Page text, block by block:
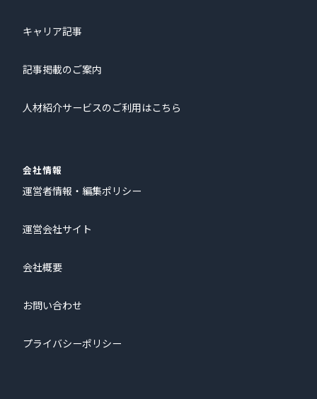
キャリア記事
記事掲載のご案内
人材紹介サービスのご利用はこちら
会社情報
運営者情報・編集ポリシー
運営会社サイト
会社概要
お問い合わせ
プライバシーポリシー